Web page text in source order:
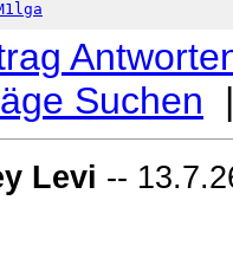
Suchen
Levi --